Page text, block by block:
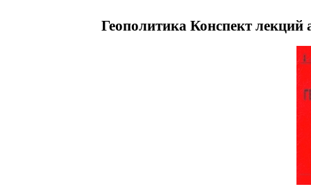
Геополитика Конспект лекций